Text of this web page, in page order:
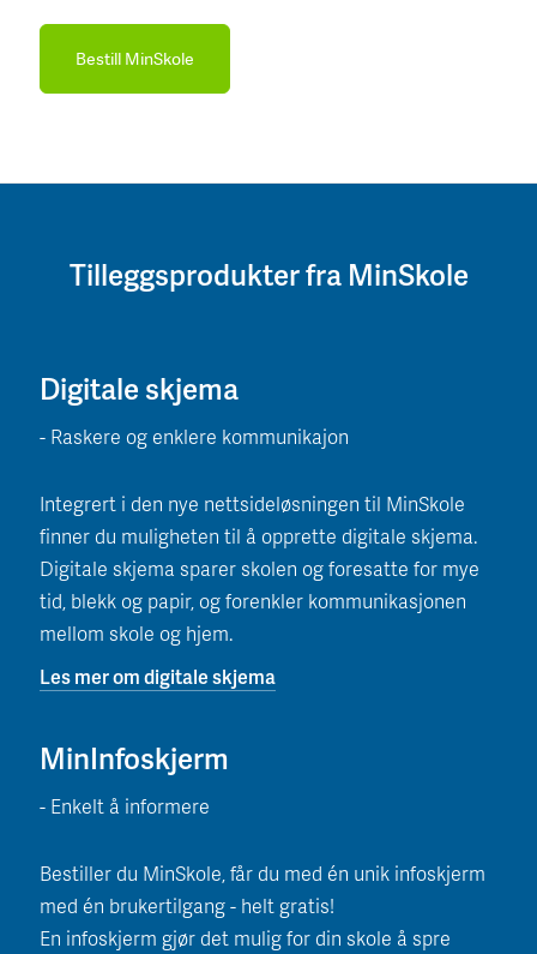
Bestill MinSkole
Tilleggsprodukter fra MinSkole
Digitale skjema
- Raskere og enklere kommunikajon
Integrert i den nye nettsideløsningen til MinSkole
finner du muligheten til å opprette digitale skjema.
Digitale skjema sparer skolen og foresatte for mye
tid, blekk og papir, og forenkler kommunikasjonen
mellom skole og hjem.
Les mer om digitale skjema
MinInfoskjerm
- Enkelt å informere
Bestiller du MinSkole, får du med én unik infoskjerm
med én brukertilgang - helt gratis!
En infoskjerm gjør det mulig for din skole å spre